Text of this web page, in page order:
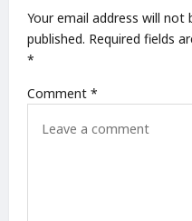
n
Your email address will not
published. Required fields
*
Comment *